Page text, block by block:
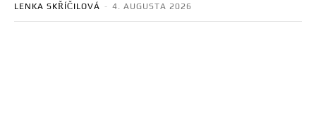
LENKA SKŘÍČILOVÁ - 4. AUGUSTA 2026